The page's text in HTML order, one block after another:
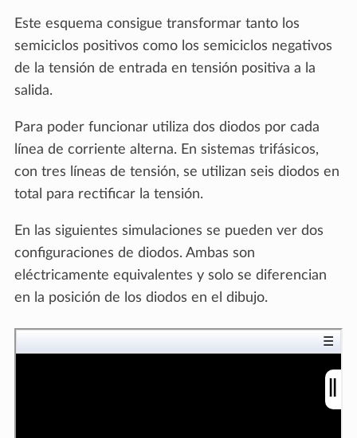
Este esquema consigue transformar tanto los
semiciclos positivos como los semiciclos negativos
de la tensión de entrada en tensión positiva a la
salida.
Para poder funcionar utiliza dos diodos por cada
línea de corriente alterna. En sistemas trifásicos,
con tres líneas de tensión, se utilizan seis diodos en
total para rectificar la tensión.
En las siguientes simulaciones se pueden ver dos
configuraciones de diodos. Ambas son
eléctricamente equivalentes y solo se diferencian
en la posición de los diodos en el dibujo.